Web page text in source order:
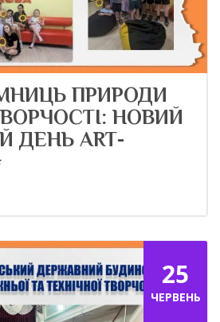
ПРИРОДИ
НОВИЙ
ДЕНЬ ART-
25
ЧЕРВЕНЬ